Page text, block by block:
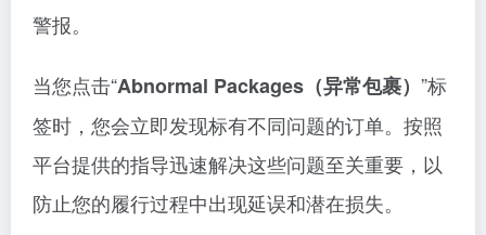
警报。
当您点击“Abnormal Packages（异常包裹） ”标
签时，您会立即发现标有不同问题的订单。按照
平台提供的指导迅速解决这些问题至关重要，以
防止您的履行过程中出现延误和潜在损失。